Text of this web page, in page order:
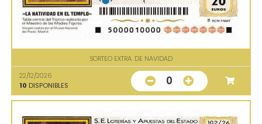
SORTEO EXTRA. DE NAVIDAD
22/12/2026
10 DISPONIBLES 0